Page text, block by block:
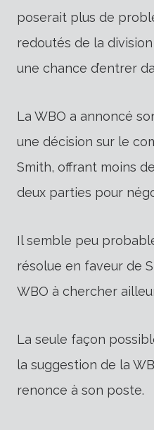
poserait plus de
redoutés de la
une chance d’entrer
La WBO a annoncé
une décision sur le
Smith, offrant moins
deux parties pour
Il semble peu
résolue en faveur de
WBO à chercher
La seule façon
la suggestion de la
renonce à son poste.